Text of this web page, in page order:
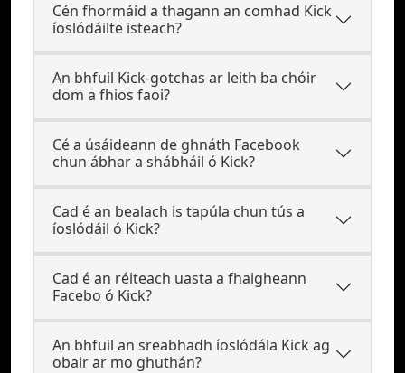
Cén fhormáid a thagann an comhad Kick
íoslódáilte isteach?
An bhfuil Kick-gotchas ar leith ba chóir
dom a fhios faoi?
Cé a úsáideann de ghnáth Facebook
chun ábhar a shábháil ó Kick?
Cad é an bealach is tapúla chun tús a
íoslódáil ó Kick?
Cad é an réiteach uasta a fhaigheann
Facebo ó Kick?
An bhfuil an sreabhadh íoslódála Kick ag
obair ar mo ghuthán?